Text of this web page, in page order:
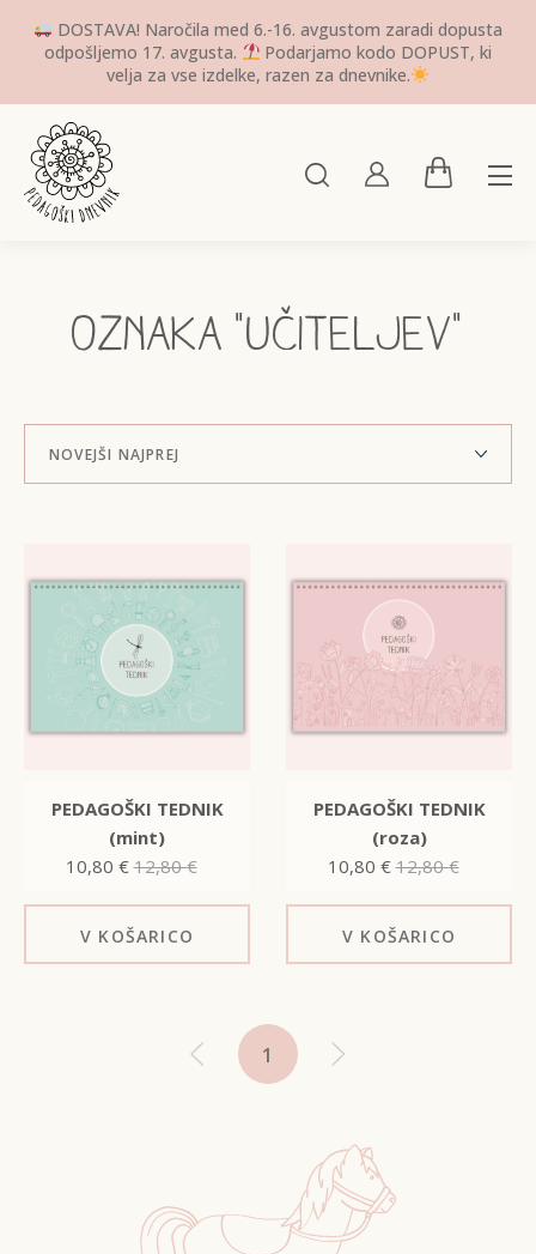
DOSTAVA! Naročila med 6.-16. avgustom zaradi dopusta
odpošljemo 17. avgusta.
Podarjamo kodo DOPUST, ki
velja za vse izdelke, razen za dnevnike.
Oznaka "učiteljev"
PEDAGOŠKI TEDNIK
(mint)
10,80 € 12,80€
V KOŠARICO
PEDAGOŠKI TEDNIK
(roza)
10,80 € 12,80€
V KOŠARICO
1